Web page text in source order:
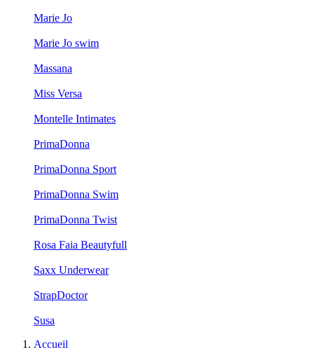
Marie Jo
Marie Jo swim
Massana
Miss Versa
Montelle Intimates
PrimaDonna
PrimaDonna Sport
PrimaDonna Swim
PrimaDonna Twist
Rosa Faia Beautyfull
Saxx Underwear
StrapDoctor
Susa
Accueil